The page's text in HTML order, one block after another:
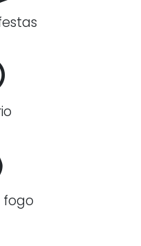
fogo